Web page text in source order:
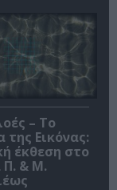
– Το
της Εικόνας:
έκθεση στο
Π. & Μ.